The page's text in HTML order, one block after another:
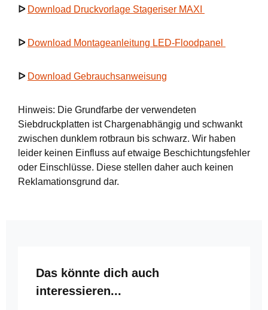
ᐅ Download Druckvorlage Stageriser MAXI
ᐅ Download Montageanleitung LED-Floodpanel
ᐅ Download Gebrauchsanweisung
Hinweis: Die Grundfarbe der verwendeten
Siebdruckplatten ist Chargenabhängig und schwankt
zwischen dunklem rotbraun bis schwarz. Wir haben
leider keinen Einfluss auf etwaige Beschichtungsfehler
oder Einschlüsse. Diese stellen daher auch keinen
Reklamationsgrund dar.
Produktgalerie überspringen
Das könnte dich auch
interessieren...